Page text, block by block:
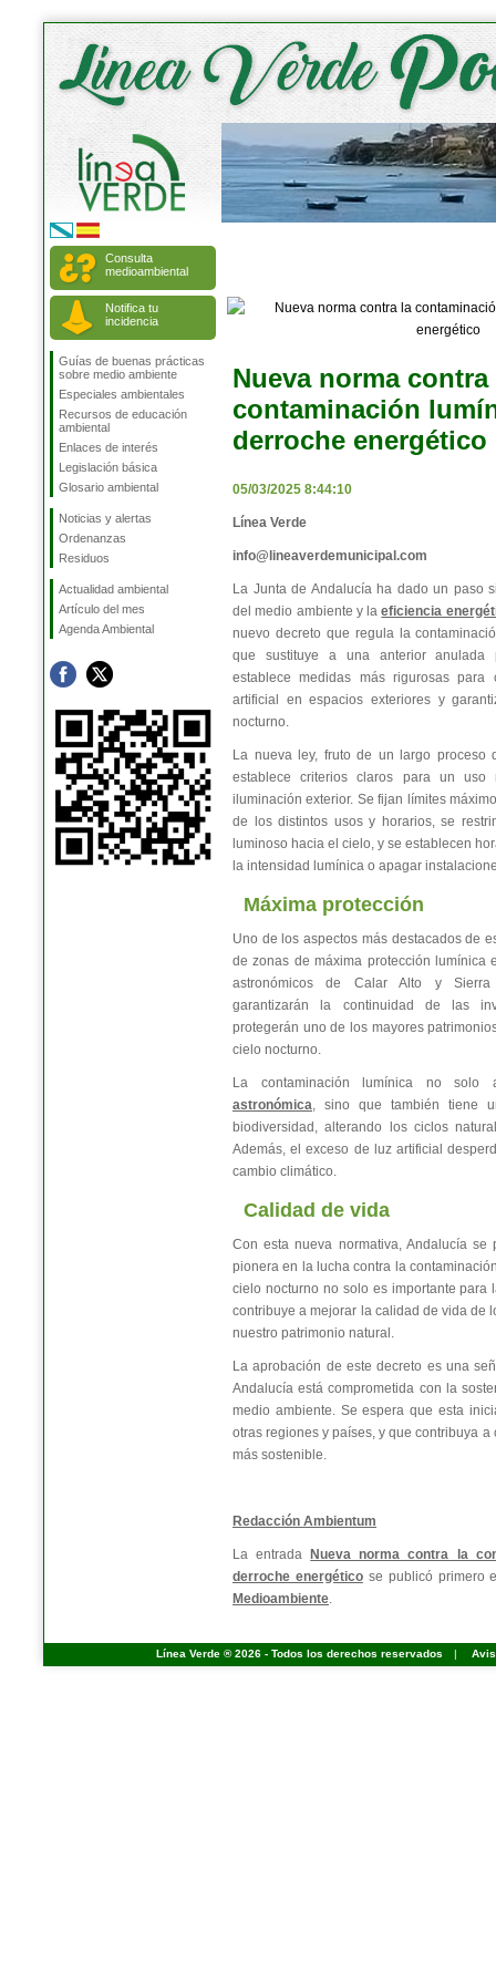
Consulta
medioambiental
Notifica tu
incidencia
Guías de buenas prácticas
sobre medio ambiente
Especiales ambientales
Recursos de educación
ambiental
Enlaces de interés
Legislación básica
Glosario ambiental
Noticias y alertas
Ordenanzas
Residuos
Actualidad ambiental
Artículo del mes
Agenda Ambiental
Nueva norma contra
contaminación
derroche energético
05/03/2025 8:44:10
Línea Verde
info@lineaverdemunicipal.com
La Junta de Andalucía ha dado un paso
del medio ambiente y laeficiencia
nuevo decreto que regula la
que sustituye a una anterior anulada
establece medidas más rigurosas
artificial en espacios exteriores y
nocturno.
La nueva ley, fruto de un largo proceso
establece criterios claros para un
iluminación exterior. Se fijan límites
de los distintos usos y horarios, se
luminoso hacia el cielo, y se establecen
la intensidad lumínica o apagar
Máxima protección
Uno de los aspectos más destacados de
de zonas de máxima protección lumínica
astronómicos de Calar Alto y Sierra
garantizarán la continuidad de las
protegerán uno de los mayores
cielo nocturno.
La contaminación lumínica no
astronómica, sino que también tiene
biodiversidad, alterando los ciclos
Además, el exceso de luz artificial
cambio climático.
Calidad de vida
Con esta nueva normativa, Andalucía se
pionera en la lucha contra la
cielo nocturno no solo es importante para
contribuye a mejorar la calidad de vida de
nuestro patrimonio natural.
La aprobación de este decreto es una
Andalucía está comprometida con la
medio ambiente. Se espera que esta
otras regiones y países, y que contribuya a
más sostenible.
Redacción Ambientum
La entrada
Nueva norma contra la
derroche energéticose publicó primero
Medioambiente.
Línea Verde ® 2026 - Todos los derechos reservados |